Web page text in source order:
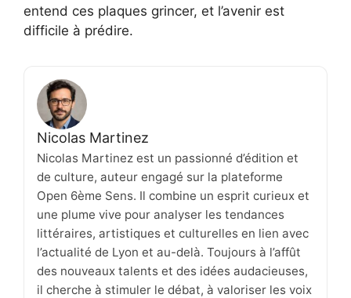
entend ces plaques grincer, et l’avenir est
difficile à prédire.
Nicolas Martinez
Nicolas Martinez est un passionné d’édition et
de culture, auteur engagé sur la plateforme
Open 6ème Sens. Il combine un esprit curieux et
une plume vive pour analyser les tendances
littéraires, artistiques et culturelles en lien avec
l’actualité de Lyon et au-delà. Toujours à l’affût
des nouveaux talents et des idées audacieuses,
il cherche à stimuler le débat, à valoriser les voix